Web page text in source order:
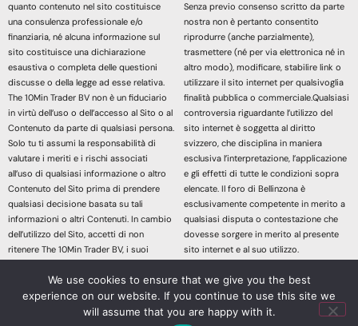
quanto contenuto nel sito costituisce
una consulenza professionale e/o
finanziaria, né alcuna informazione sul
sito costituisce una dichiarazione
esaustiva o completa delle questioni
discusse o della legge ad esse relativa.
The 10Min Trader BV non è un fiduciario
in virtù dell’uso o dell’accesso al Sito o al
Contenuto da parte di qualsiasi persona.
Solo tu ti assumi la responsabilità di
valutare i meriti e i rischi associati
all’uso di qualsiasi informazione o altro
Contenuto del Sito prima di prendere
qualsiasi decisione basata su tali
informazioni o altri Contenuti. In cambio
dell’utilizzo del Sito, accetti di non
ritenere The 10Min Trader BV, i suoi
servizi responsabile di eventuali
richieste di risarcimento danni derivanti
da qualsiasi decisione presa sulla base
Senza previo consenso scritto da parte
nostra non è pertanto consentito
riprodurre (anche parzialmente),
trasmettere (né per via elettronica né in
altro modo), modificare, stabilire link o
utilizzare il sito internet per qualsivoglia
finalità pubblica o commerciale.Qualsiasi
controversia riguardante l’utilizzo del
sito internet è soggetta al diritto
svizzero, che disciplina in maniera
esclusiva l’interpretazione, l’applicazione
e gli effetti di tutte le condizioni sopra
elencate. Il foro di Bellinzona è
esclusivamente competente in merito a
qualsiasi disputa o contestazione che
dovesse sorgere in merito al presente
sito internet e al suo utilizzo.
dei contenuti di questo sito Web
dichiari di aver letto, compreso e
accettato le sopracitate informazioni
We use cookies to ensure that we give you the best
experience on our website. If you continue to use this site we
will assume that you are happy with it.